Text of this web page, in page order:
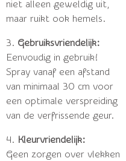
niet alleen geweldig uit,
maar ruikt ook hemels.
3. Gebruiksvriendelijk:
Eenvoudig in gebruik!
Spray vanaf een afstand
van minimaal 30 cm voor
een optimale verspreiding
van de verfrissende geur.
4. Kleurvriendelijk:
Geen zorgen over vlekken